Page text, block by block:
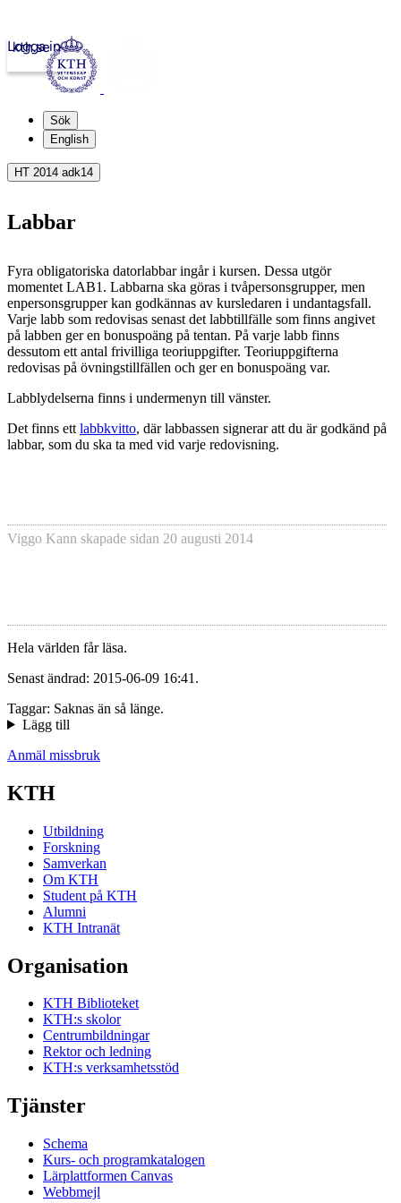
kth.se
Logga in
Sök
English
HT 2014 adk14
Labbar
Fyra obligatoriska datorlabbar ingår i kursen. Dessa utgör
momentet LAB1. Labbarna ska göras i tvåpersonsgrupper, men
enpersonsgrupper kan godkännas av kursledaren i undantagsfall.
Varje labb som redovisas senast det labbtillfälle som finns angivet
på labben ger en bonuspoäng på tentan. På varje labb finns
dessutom ett antal frivilliga teoriuppgifter. Teoriuppgifterna
redovisas på övningstillfällen och ger en bonuspoäng var.
Labblydelserna finns i undermenyn till vänster.
Det finns ett labbkvitto, där labbassen signerar att du är godkänd på
labbar, som du ska ta med vid varje redovisning.
Viggo Kann skapade sidan 20 augusti 2014
Hela världen får läsa.
Senast ändrad: 2015-06-09 16:41.
Taggar: Saknas än så länge.
Lägg till
Anmäl missbruk
KTH
Utbildning
Forskning
Samverkan
Om KTH
Student på KTH
Alumni
KTH Intranät
Organisation
KTH Biblioteket
KTH:s skolor
Centrumbildningar
Rektor och ledning
KTH:s verksamhetsstöd
Tjänster
Schema
Kurs- och programkatalogen
Lärplattformen Canvas
Webbmejl